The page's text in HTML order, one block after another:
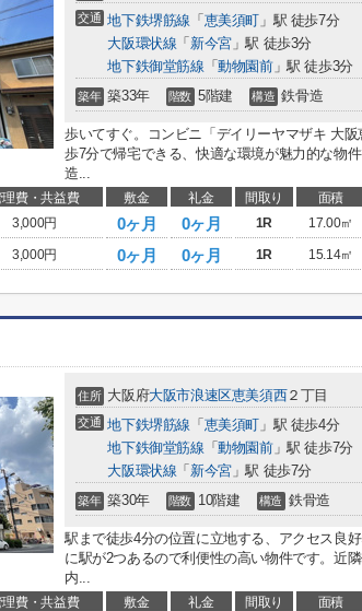
交通 地下鉄堺筋線 「 恵美須町 」駅 徒歩7分
大阪環状線 「 新今宮」駅 徒歩3分
地下鉄御堂筋線 「動物園前」駅 徒歩3分
築年 築33年 階数 5階建 構造 鉄骨造
歩いてすぐ。コンビニ「デイリーヤマザキ 大
歩7分で帰宅できる、快適な環境が魅力的な物
造...
理費・共益費 敷金 礼金 間取り 面積
3,000円 0ヶ月 0ヶ月 1R 17.00㎡
3,000円 0ヶ月 0ヶ月 1R 15.14㎡
住所 大阪府大阪市浪速区恵美須西２丁目
交通 地下鉄堺筋線 「 恵美須町 」駅 徒歩4分
地下鉄御堂筋線 「動物園前」駅 徒歩7分
大阪環状線 「 新今宮」駅 徒歩7分
築年 築30年 階数 10階建 構造 鉄骨造
駅まで徒歩4分の位置に立地する、アクセス良
に駅が2つあるので利便性の高い物件です。近
内...
理費・共益費 敷金 礼金 間取り 面積